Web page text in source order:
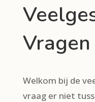
Vragen
Welkom bij de
vraag er niet